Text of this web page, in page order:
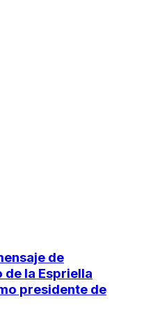
de
la Espriella
presidente de